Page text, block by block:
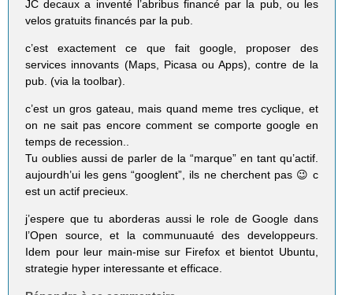
JC decaux a inventé l’abribus financé par la pub, ou les
velos gratuits financés par la pub.
c’est exactement ce que fait google, proposer des
services innovants (Maps, Picasa ou Apps), contre de la
pub. (via la toolbar).
c’est un gros gateau, mais quand meme tres cyclique, et
on ne sait pas encore comment se comporte google en
temps de recession..
Tu oublies aussi de parler de la “marque” en tant qu’actif.
aujourdh’ui les gens “googlent”, ils ne cherchent pas 😉 c
est un actif precieux.
j’espere que tu aborderas aussi le role de Google dans
l’Open source, et la communuauté des developpeurs.
Idem pour leur main-mise sur Firefox et bientot Ubuntu,
strategie hyper interessante et efficace.